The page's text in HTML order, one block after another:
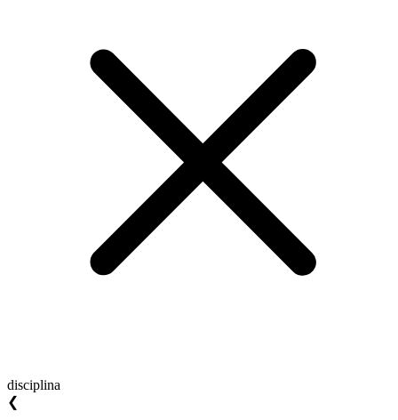
disciplina
❮